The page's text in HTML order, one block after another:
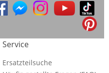
Service
Ersatzteilsuche